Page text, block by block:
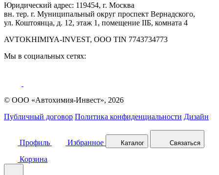
Юридический адрес: 119454, г. Москва
вн. тер. г. Муниципальный округ проспект Вернадского,
ул. Коштоянца, д. 12, этаж 1, помещение IIБ, комната 4
AVTOKHIMIYA-INVEST, OOO TIN 7743734773
Мы в социальных сетях:
© ООО «Автохимия-Инвест», 2026
Публичный договор Политика конфиденциальности Дизайн
Профиль Избранное Каталог Связаться
Корзина